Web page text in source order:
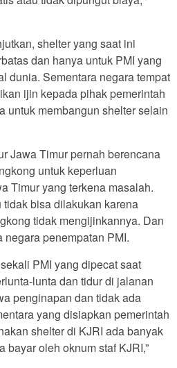
shelter yang saat ini
dan hanya untuk PMI yang
dunia. Sementara negara tempat
ijin kepada pihak pemerintah
untuk membangun shelter selain
Jawa Timur pernah berencana
untuk keperluan
Timur yang terkena masalah.
bisa dilakukan karena
tidak mengijinkannya. Dan
penempatan PMI.
PMI yang dipecat saat
lunta dan tidur di jalanan
penginapan dan tidak ada
yang disiapkan pemerintah
shelter di KJRI ada banyak
bayar oleh oknum staf KJRI,”